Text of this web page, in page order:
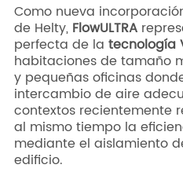
Como nueva
de Helty, FlowULTRA
perfecta de la tecnología
habitaciones de tamaño
y pequeñas oficinas
intercambio de aire
contextos recientemente
al mismo tiempo la
mediante el aislamiento
edificio.